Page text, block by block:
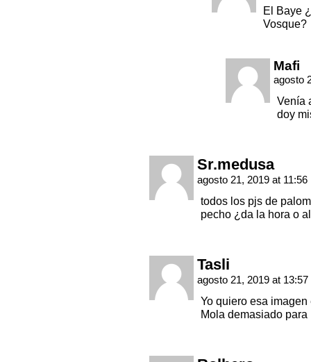
El Baye
Vosque?
Mafi
agosto
Venía
doy
Sr.medusa
agosto 21, 2019 at 11:56
todos los pjs de
pecho ¿da la hora o
Tasli
agosto 21, 2019 at 13:57
Yo quiero esa
Mola demasiado